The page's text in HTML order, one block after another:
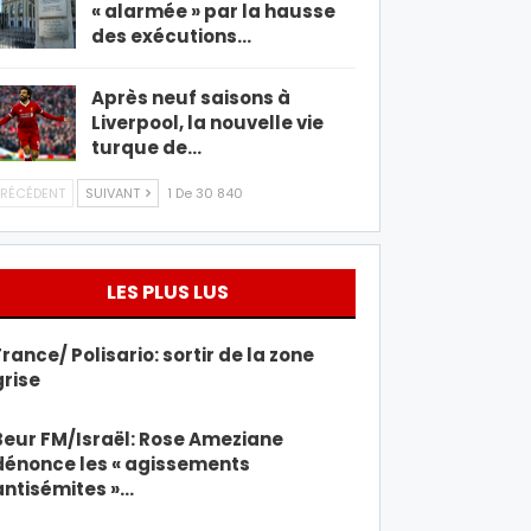
« alarmée » par la hausse
des exécutions…
Après neuf saisons à
Liverpool, la nouvelle vie
turque de…
SUIVANT 1 De 30 840
LES PLUS LUS
Polisario: sortir de la zone
FM/Israël: Rose Ameziane
les « agissements
»…